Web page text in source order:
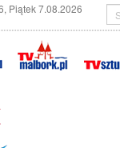
Piątek 7.08.2026